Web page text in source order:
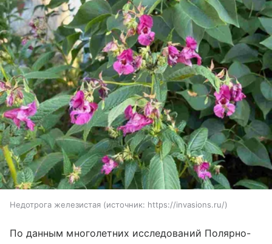
Недотрога железистая источник: https://invasions.ru/
По данным многолетних исследований Полярно-